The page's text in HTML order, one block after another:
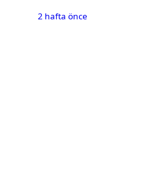
Ailece Yunanistan
2 hafta önce